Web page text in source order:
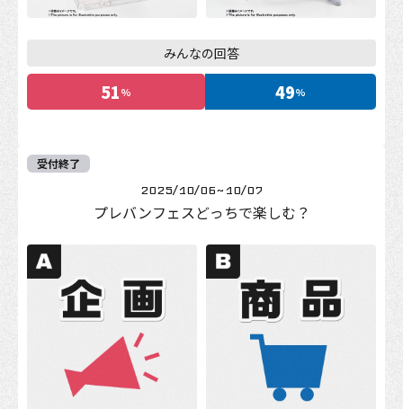
みんなの回答
51% 49%
受付終了
2025/10/06~ 10/07
プレバンフェスどっちで楽しむ？